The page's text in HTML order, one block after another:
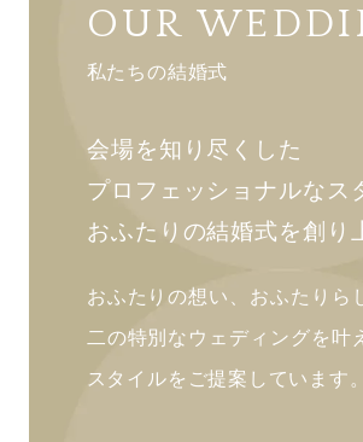
OUR
私たちの結婚式
会場を知り尽くした
プロフェッショナルなス
おふたりの結婚式を創り
おふたりの想い、おふたりら
二の特別なウェディングを叶
スタイルをご提案しています。